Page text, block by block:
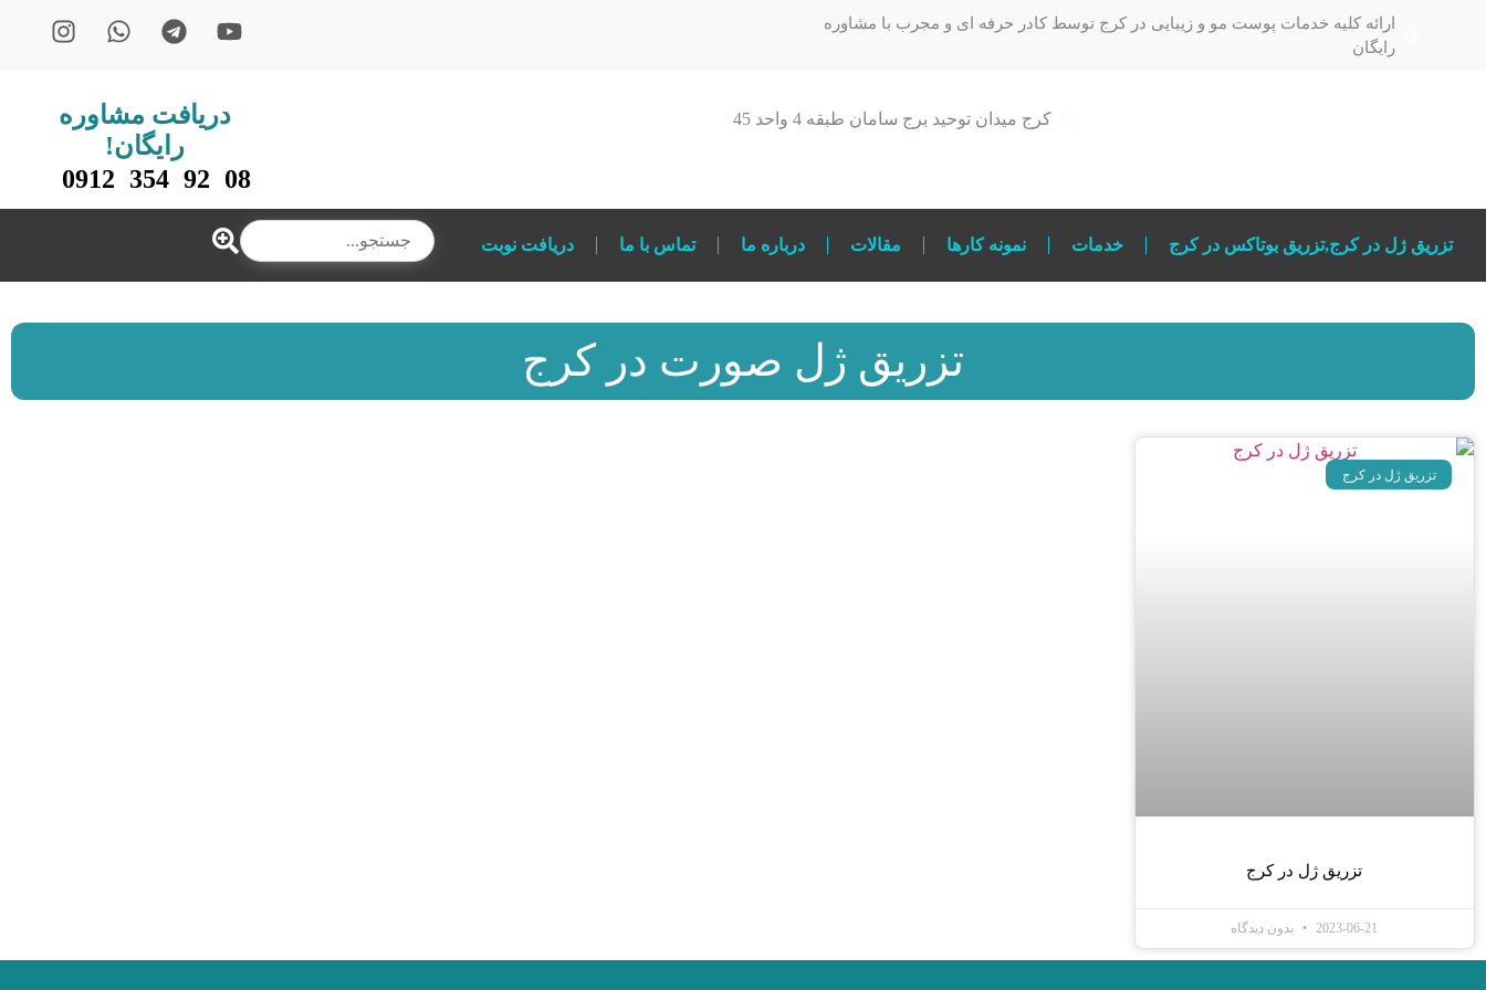
ارائه کلیه خدمات پوست مو و زیبایی در کرج توسط کادر حرفه ای و مجرب با مشاوره
رایگان
کرج میدان توحید برج سامان طبقه 4 واحد 45
دریافت مشاوره
رایگان!
08 92 354 0912
تزریق ژل در کرج,تزریق بوتاکس در کرج خدمات نمونه کارها مقالات درباره ما تماس با ما دریافت نوبت
تزریق ژل صورت در کرج
تزریق ژل در کرج
تزریق ژل در کرج
2023-06-21 بدون دیدگاه